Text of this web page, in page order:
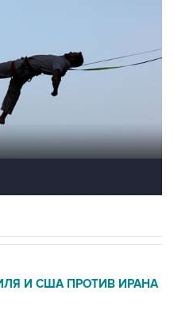
И США ПРОТИВ ИРАНА